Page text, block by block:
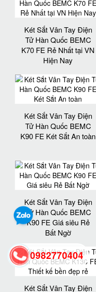
Két Sắt Vân Tay Điện
Tử Hàn Quốc BEMC
K70 FE Rẻ Nhất tại VN
Hiện Nay
Két Sắt Vân Tay Điện
Tử Hàn Quốc BEMC
K90 FE Két Sắt An toàn
Két Sắt Vân Tay Điện
Tử Hàn Quốc BEMC
K90 FE Giá siêu Rẻ
Bất Ngờ
Két Sắt Vân Tay Điện
0982770404